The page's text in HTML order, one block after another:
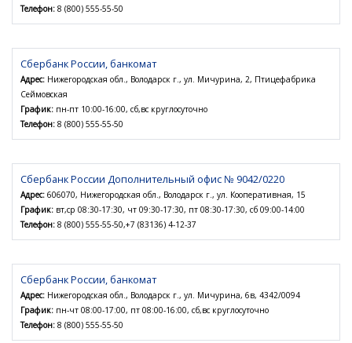
Телефон: 8 (800) 555-55-50
Сбербанк России, банкомат
Адрес: Нижегородская обл., Володарск г., ул. Мичурина, 2, Птицефабрика
Сеймовская
График: пн-пт 10:00-16:00, сб,вс круглосуточно
Телефон: 8 (800) 555-55-50
Сбербанк России Дополнительный офис № 9042/0220
Адрес: 606070, Нижегородская обл., Володарск г., ул. Кооперативная, 15
График: вт,ср 08:30-17:30, чт 09:30-17:30, пт 08:30-17:30, сб 09:00-14:00
Телефон: 8 (800) 555-55-50,+7 (83136) 4-12-37
Сбербанк России, банкомат
Адрес: Нижегородская обл., Володарск г., ул. Мичурина, 6в, 4342/0094
График: пн-чт 08:00-17:00, пт 08:00-16:00, сб,вс круглосуточно
Телефон: 8 (800) 555-55-50